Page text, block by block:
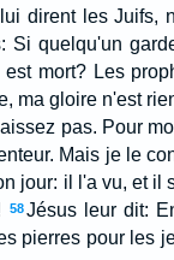
dirent les Juifs,
Si quelqu'un
mort? Les
ma gloire n'est
pas. Pour
Mais je le
jour: il l'a vu, et il
58Jésus leur dit:
pierres pour les